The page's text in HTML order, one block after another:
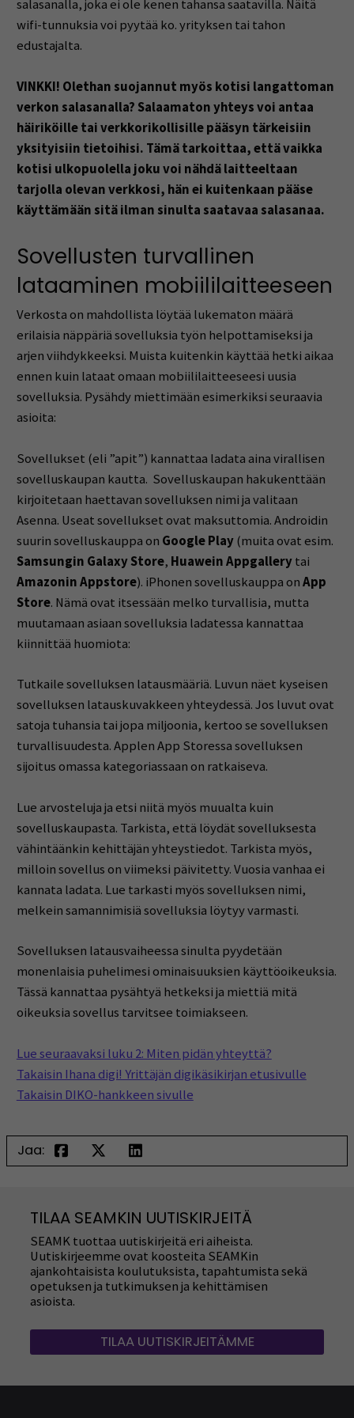
salasanalla, joka ei ole kenen tahansa saatavilla. Näitä
wifi-tunnuksia voi pyytää ko. yrityksen tai tahon
edustajalta.
VINKKI! Olethan suojannut myös kotisi langattoman
verkon salasanalla? Salaamaton yhteys voi antaa
häiriköille tai verkkorikollisille pääsyn tärkeisiin
yksityisiin tietoihisi. Tämä tarkoittaa, että vaikka
kotisi ulkopuolella joku voi nähdä laitteeltaan
tarjolla olevan verkkosi, hän ei kuitenkaan pääse
käyttämään sitä ilman sinulta saatavaa salasanaa.
Sovellusten turvallinen
lataaminen mobiililaitteeseen
Verkosta on mahdollista löytää lukematon määrä
erilaisia näppäriä sovelluksia työn helpottamiseksi ja
arjen viihdykkeeksi. Muista kuitenkin käyttää hetki aikaa
ennen kuin lataat omaan mobiililaitteeseesi uusia
sovelluksia. Pysähdy miettimään esimerkiksi seuraavia
asioita:
Sovellukset (eli ”apit”) kannattaa ladata aina virallisen
sovelluskaupan kautta. Sovelluskaupan hakukenttään
kirjoitetaan haettavan sovelluksen nimi ja valitaan
Asenna. Useat sovellukset ovat maksuttomia. Androidin
suurin sovelluskauppa on Google Play(muita ovat esim.
Samsungin Galaxy Store, Huawein Appgallerytai
Amazonin Appstore). iPhonen sovelluskauppa onApp
Store. Nämä ovat itsessään melko turvallisia, mutta
muutamaan asiaan sovelluksia ladatessa kannattaa
kiinnittää huomiota:
Tutkaile sovelluksen latausmääriä. Luvun näet kyseisen
sovelluksen latauskuvakkeen yhteydessä. Jos luvut ovat
satoja tuhansia tai jopa miljoonia, kertoo se sovelluksen
turvallisuudesta. Applen App Storessa sovelluksen
sijoitus omassa kategoriassaan on ratkaiseva.
Lue arvosteluja ja etsi niitä myös muualta kuin
sovelluskaupasta. Tarkista, että löydät sovelluksesta
vähintäänkin kehittäjän yhteystiedot. Tarkista myös,
milloin sovellus on viimeksi päivitetty. Vuosia vanhaa ei
kannata ladata. Lue tarkasti myös sovelluksen nimi,
melkein samannimisiä sovelluksia löytyy varmasti.
Sovelluksen latausvaiheessa sinulta pyydetään
monenlaisia puhelimesi ominaisuuksien käyttöoikeuksia.
Tässä kannattaa pysähtyä hetkeksi ja miettiä mitä
oikeuksia sovellus tarvitsee toimiakseen.
Lue seuraavaksi luku 2: Miten pidän yhteyttä?
Takaisin Ihana digi! Yrittäjän digikäsikirjan etusivulle
Takaisin DIKO-hankkeen sivulle
Jaa:
TILAA SEAMKIN UUTISKIRJEITÄ
SEAMK tuottaa uutiskirjeitä eri aiheista.
Uutiskirjeemme ovat koosteita SEAMKin
ajankohtaisista koulutuksista, tapahtumista sekä
opetuksen ja tutkimuksen ja kehittämisen
asioista.
TILAA UUTISKIRJEITÄMME